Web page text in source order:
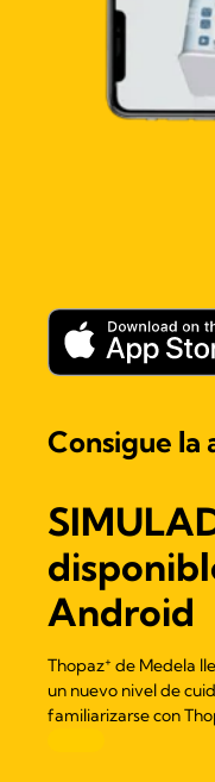
Consigue la
Android
Thopaz+ de Medela
un nuevo nivel de
familiarizarse con